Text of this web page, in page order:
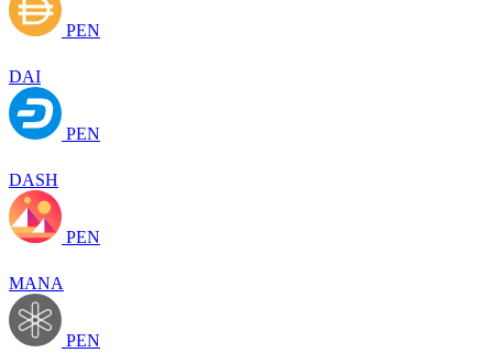
PEN
DAI
PEN
DASH
PEN
MANA
PEN